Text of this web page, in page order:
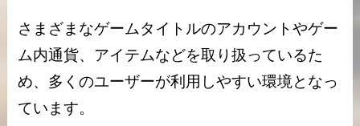
さまざまなゲームタイトルのアカウントやゲー
ム内通貨、アイテムなどを取り扱っているた
め、多くのユーザーが利用しやすい環境となっ
ています。